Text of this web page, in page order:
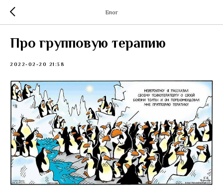
Блог
Про групповую терапию
2022-02-20 21:38